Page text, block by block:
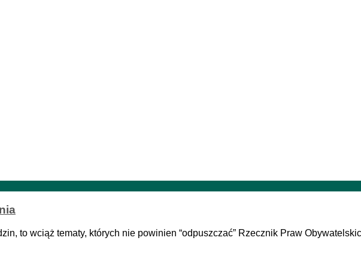
to wciąż tematy, których nie powinien “odpuszczać” Rzecznik Praw